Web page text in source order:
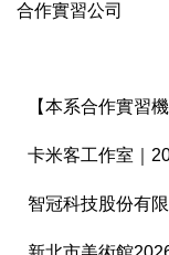
合作實習公司
【本系合作實習
卡米客工作室｜